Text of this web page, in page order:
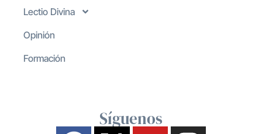
Lectio Divina
Opinión
Formación
Síguenos